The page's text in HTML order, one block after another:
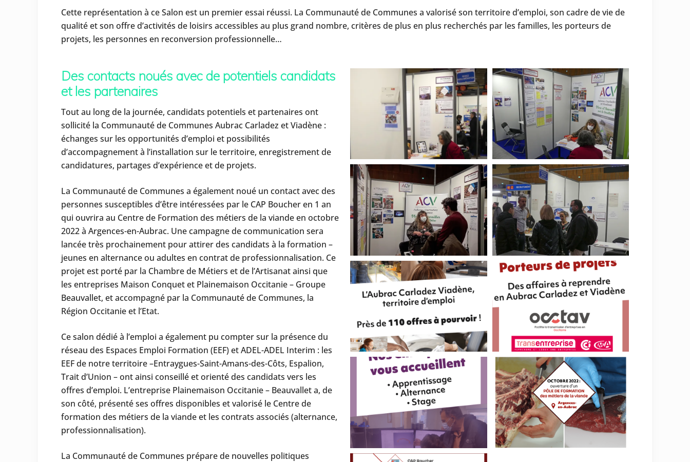
Cette représentation à ce Salon est un premier essai réussi. La Communauté de Communes a valorisé son territoire d’emploi, son cadre de vie de
qualité et son offre d’activités de loisirs accessibles au plus grand nombre, critères de plus en plus recherchés par les familles, les porteurs de
projets, les personnes en reconversion professionnelle…
Des contacts noués avec de potentiels candidats
et les partenaires
Tout au long de la journée, candidats potentiels et partenaires ont
sollicité la Communauté de Communes Aubrac Carladez et Viadène :
échanges sur les opportunités d’emploi et possibilités
d’accompagnement à l’installation sur le territoire, enregistrement de
candidatures, partages d’expérience et de projets.
La Communauté de Communes a également noué un contact avec des
personnes susceptibles d’être intéressées par le CAP Boucher en 1 an
qui ouvrira au Centre de Formation des métiers de la viande en octobre
2022 à Argences-en-Aubrac. Une campagne de communication sera
lancée très prochainement pour attirer des candidats à la formation –
jeunes en alternance ou adultes en contrat de professionnalisation. Ce
projet est porté par la Chambre de Métiers et de l’Artisanat ainsi que
les entreprises Maison Conquet et Plainemaison Occitanie – Groupe
Beauvallet, et accompagné par la Communauté de Communes, la
Région Occitanie et l’Etat.
Ce salon dédié à l’emploi a également pu compter sur la présence du
réseau des Espaces Emploi Formation (EEF) et ADEL-ADEL Interim : les
EEF de notre territoire –Entraygues-Saint-Amans-des-Côts, Espalion,
Trait d’Union – ont ainsi conseillé et orienté des candidats vers les
offres d’emploi. L’entreprise Plainemaison Occitanie – Beauvallet a, de
son côté, présenté ses offres disponibles et valorisé le Centre de
formation des métiers de la viande et les contrats associés (alternance,
professionnalisation).
La Communauté de Communes prépare de nouvelles politiques